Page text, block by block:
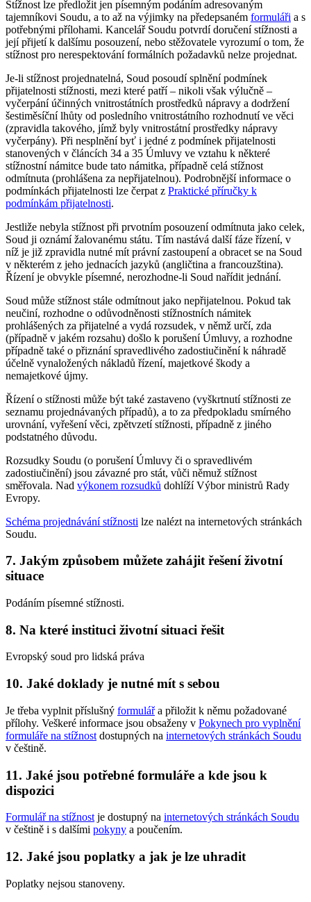
Stížnost lze předložit jen písemným podáním adresovaným
tajemníkovi Soudu, a to až na výjimky na předepsaném formuláři a s
potřebnými přílohami. Kancelář Soudu potvrdí doručení stížnosti a
její přijetí k dalšímu posouzení, nebo stěžovatele vyrozumí o tom, že
stížnost pro nerespektování formálních požadavků nelze projednat.
Je-li stížnost projednatelná, Soud posoudí splnění podmínek
přijatelnosti stížnosti, mezi které patří – nikoli však výlučně –
vyčerpání účinných vnitrostátních prostředků nápravy a dodržení
šestiměsíční lhůty od posledního vnitrostátního rozhodnutí ve věci
(zpravidla takového, jímž byly vnitrostátní prostředky nápravy
vyčerpány). Při nesplnění byť i jedné z podmínek přijatelnosti
stanovených v článcích 34 a 35 Úmluvy ve vztahu k některé
stížnostní námitce bude tato námitka, případně celá stížnost
odmítnuta (prohlášena za nepřijatelnou). Podrobnější informace o
podmínkách přijatelnosti lze čerpat z Praktické příručky k
podmínkám přijatelnosti.
Jestliže nebyla stížnost při prvotním posouzení odmítnuta jako celek,
Soud ji oznámí žalovanému státu. Tím nastává další fáze řízení, v
níž je již zpravidla nutné mít právní zastoupení a obracet se na Soud
v některém z jeho jednacích jazyků (angličtina a francouzština).
Řízení je obvykle písemné, nerozhodne-li Soud nařídit jednání.
Soud může stížnost stále odmítnout jako nepřijatelnou. Pokud tak
neučiní, rozhodne o odůvodněnosti stížnostních námitek
prohlášených za přijatelné a vydá rozsudek, v němž určí, zda
(případně v jakém rozsahu) došlo k porušení Úmluvy, a rozhodne
případně také o přiznání spravedlivého zadostiučinění k náhradě
účelně vynaložených nákladů řízení, majetkové škody a
nemajetkové újmy.
Řízení o stížnosti může být také zastaveno (vyškrtnutí stížnosti ze
seznamu projednávaných případů), a to za předpokladu smírného
urovnání, vyřešení věci, zpětvzetí stížnosti, případně z jiného
podstatného důvodu.
Rozsudky Soudu (o porušení Úmluvy či o spravedlivém
zadostiučinění) jsou závazné pro stát, vůči němuž stížnost
směřovala. Nad výkonem rozsudků dohlíží Výbor ministrů Rady
Evropy.
Schéma projednávání stížnosti lze nalézt na internetových stránkách
Soudu.
7. Jakým způsobem můžete zahájit řešení životní
situace
Podáním písemné stížnosti.
8. Na které instituci životní situaci řešit
Evropský soud pro lidská práva
10. Jaké doklady je nutné mít s sebou
Je třeba vyplnit příslušný formulářa přiložit k němu požadované
přílohy. Veškeré informace jsou obsaženy v Pokynech pro vyplnění
formuláře na stížnost dostupných na internetových stránkách Soudu
v češtině.
11. Jaké jsou potřebné formuláře a kde jsou k
dispozici
Formulář na stížnost je dostupný na internetových stránkách Soudu
v češtině i s dalšími pokyny a poučením.
12. Jaké jsou poplatky a jak je lze uhradit
Poplatky nejsou stanoveny.